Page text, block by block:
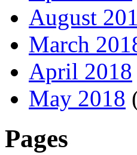
August
March
April 2018
May 2018
Pages